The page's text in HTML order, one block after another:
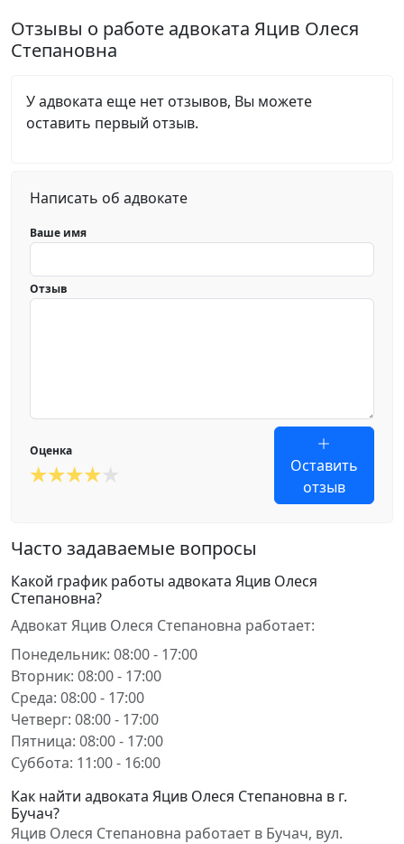
Отзывы о работе адвоката Яцив Олеся
Степановна
У адвоката еще нет отзывов, Вы можете
оставить первый отзыв.
Написать об адвокате
Ваше имя
Отзыв
Оценка
Оставить
отзыв
Часто задаваемые вопросы
Какой график работы адвоката Яцив Олеся
Степановна?
Адвокат Яцив Олеся Степановна работает:
Понедельник: 08:00 - 17:00
Вторник: 08:00 - 17:00
Среда: 08:00 - 17:00
Четверг: 08:00 - 17:00
Пятница: 08:00 - 17:00
Суббота: 11:00 - 16:00
Как найти адвоката Яцив Олеся Степановна в г.
Бучач?
Яцив Олеся Степановна работает в Бучач, вул.